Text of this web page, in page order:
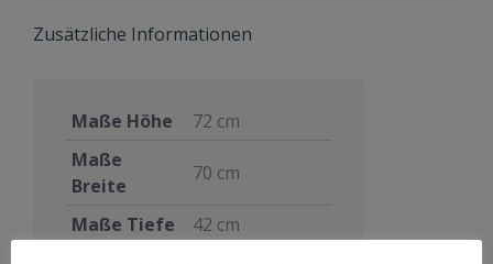
Zusätzliche Informationen
Maße Höhe
72 cm
Maße
Breite
70 cm
Maße Tiefe
42 cm